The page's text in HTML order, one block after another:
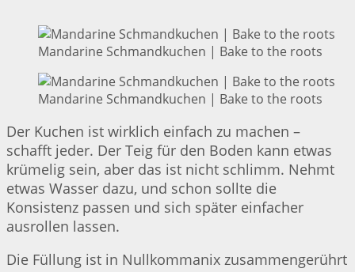
Mandarine Schmandkuchen | Bake to the roots
Mandarine Schmandkuchen | Bake to the roots
Der Kuchen ist wirklich einfach zu machen –
schafft jeder. Der Teig für den Boden kann etwas
krümelig sein, aber das ist nicht schlimm. Nehmt
etwas Wasser dazu, und schon sollte die
Konsistenz passen und sich später einfacher
ausrollen lassen.
Die Füllung ist in Nullkommanix zusammengerührt